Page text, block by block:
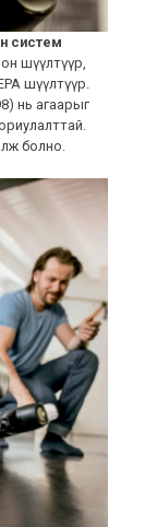
систем
шүүлтүүр,
шүүлтүүр.
нь агаарыг
болно.